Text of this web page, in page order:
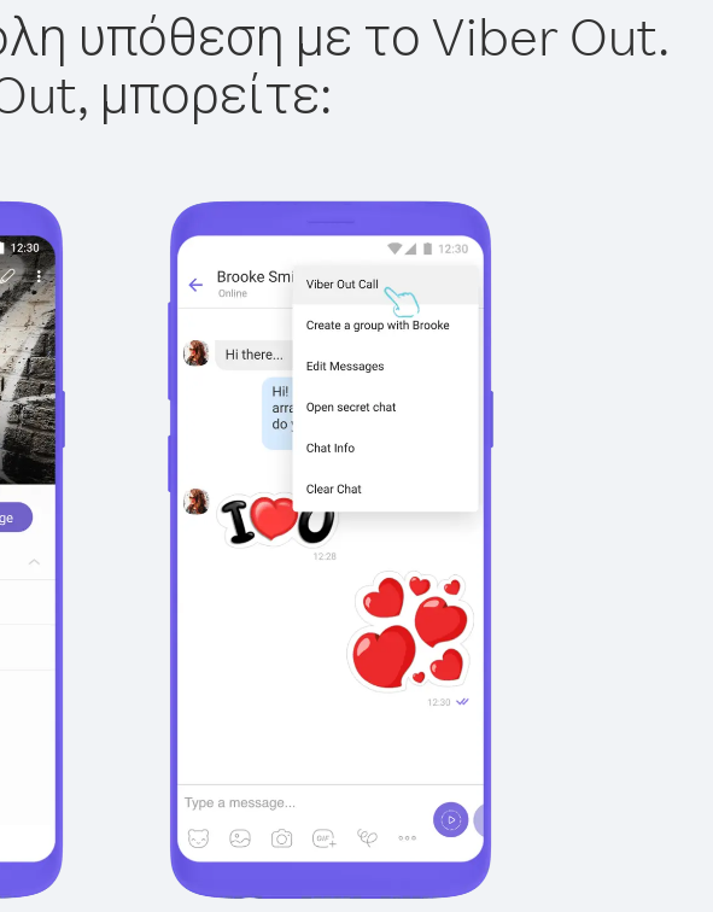
υπόθεση με το Viber Out.
μπορείτε: